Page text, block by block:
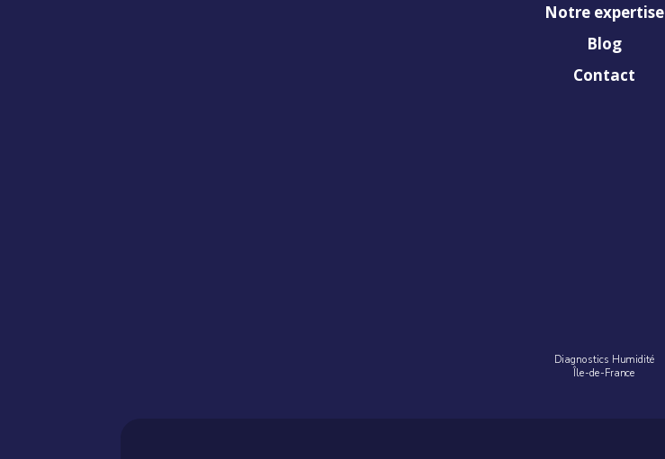
Notre expertise
Blog
Contact
Diagnostics Humidité
Île-de-France